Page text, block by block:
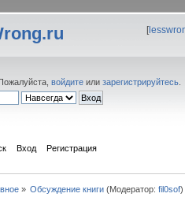
[
Пожалуйста, войдите или зарегистрируйтесь
Вход Регистрация
» Обсуждение книги(Модератор: fil0sof)